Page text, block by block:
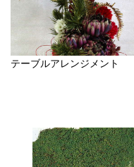
テーブルアレンジメント